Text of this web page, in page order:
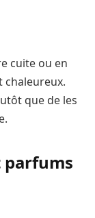
cuite ou en
chaleureux.
que de les
parfums